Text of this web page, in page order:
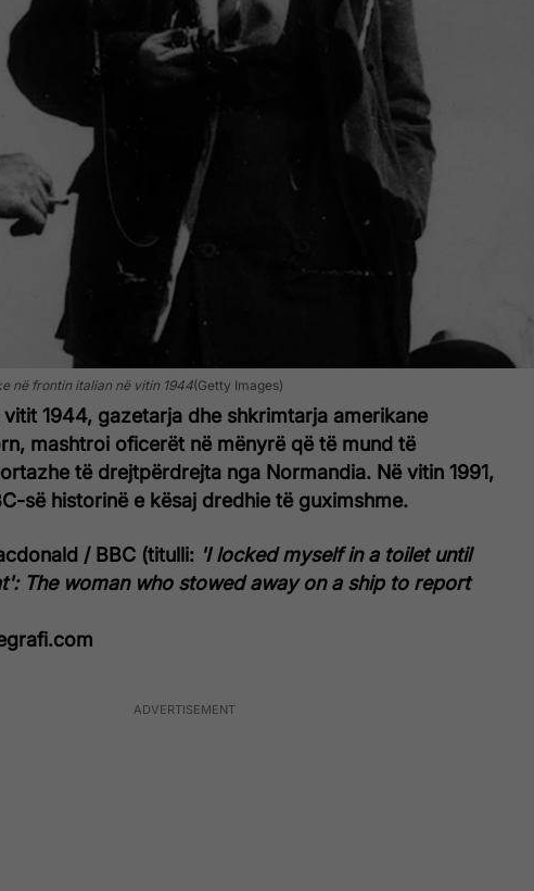
në frontin italian në vitin 1944(Getty Images)
vitit 1944, gazetarja dhe shkrimtarja amerikane
mashtroi oficerët në mënyrë që të mund të
të drejtpërdrejta nga Normandia. Në vitin 1991,
së historinë e kësaj dredhie të guximshme.
/ BBC (titulli: 'I locked myself in a toilet until
The woman who stowed away on a ship to report